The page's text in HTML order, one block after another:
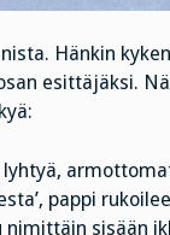
Hänkin
esittäjäksi.
pappi
nimittäin sisään